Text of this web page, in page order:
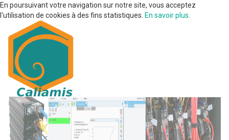
En poursuivant votre navigation sur notre site, vous acceptez
l'utilisation de cookies à des fins statistiques. En savoir plus